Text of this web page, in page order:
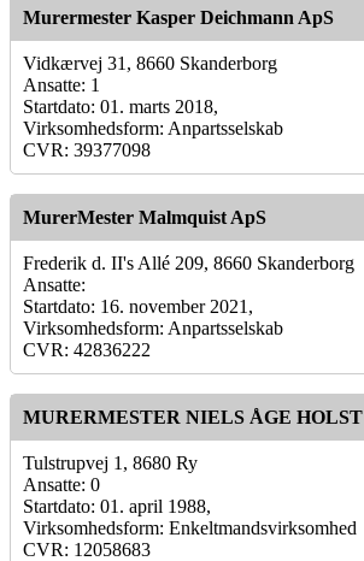
Murermester Kasper Deichmann ApS
Vidkærvej 31, 8660 Skanderborg
Ansatte: 1
Startdato: 01. marts 2018,
Virksomhedsform: Anpartsselskab
CVR: 39377098
MurerMester Malmquist ApS
Frederik d. II's Allé 209, 8660 Skanderborg
Ansatte:
Startdato: 16. november 2021,
Virksomhedsform: Anpartsselskab
CVR: 42836222
MURERMESTER NIELS ÅGE HOLST
Tulstrupvej 1, 8680 Ry
Ansatte: 0
Startdato: 01. april 1988,
Virksomhedsform: Enkeltmandsvirksomhed
CVR: 12058683